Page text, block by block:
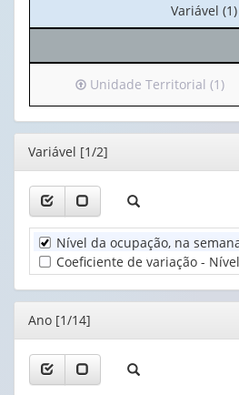
No
cabeçalho:
(1)
Variável (1)
Irá
para
o
cabeçalho
(possui
apenas
1
valor):
Unidade
Territorial
Unidade Territorial (1)
Editor
Variável [1/2]
Nível da ocupação, na
Coeficiente de variação -
Editor
Ano [1/14]